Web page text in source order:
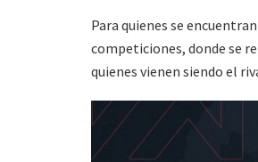
Para quienes se
competiciones, donde se
quienes vienen siendo el